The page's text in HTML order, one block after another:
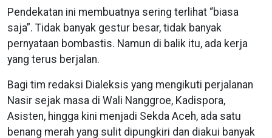
Pendekatan ini membuatnya sering terlihat “biasa
saja”. Tidak banyak gestur besar, tidak banyak
pernyataan bombastis. Namun di balik itu, ada kerja
yang terus berjalan.
Bagi tim redaksi Dialeksis yang mengikuti perjalanan
Nasir sejak masa di Wali Nanggroe, Kadispora,
Asisten, hingga kini menjadi Sekda Aceh, ada satu
benang merah yang sulit dipungkiri dan diakui banyak